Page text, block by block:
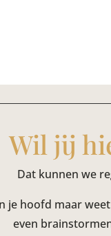
Wil jij
Dat kunnen we
je hoofd maar
even